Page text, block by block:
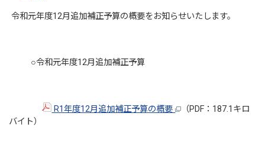
令和元年度12月追加補正予算の概要をお知らせいたします。
○令和元年度12月追加補正予算
R1年度12月追加補正予算の概要
（PDF：187.1キロ
バイト）